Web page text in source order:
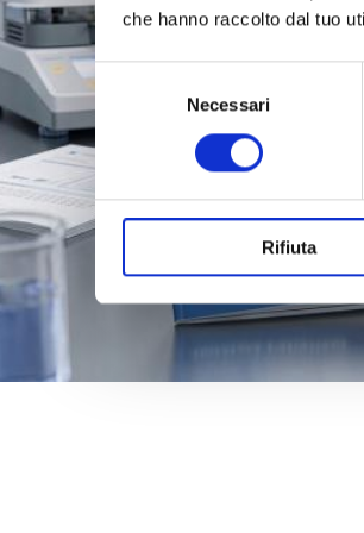
che hanno raccolto dal tuo
Selezione
consenso
Necessari
Rifiuta